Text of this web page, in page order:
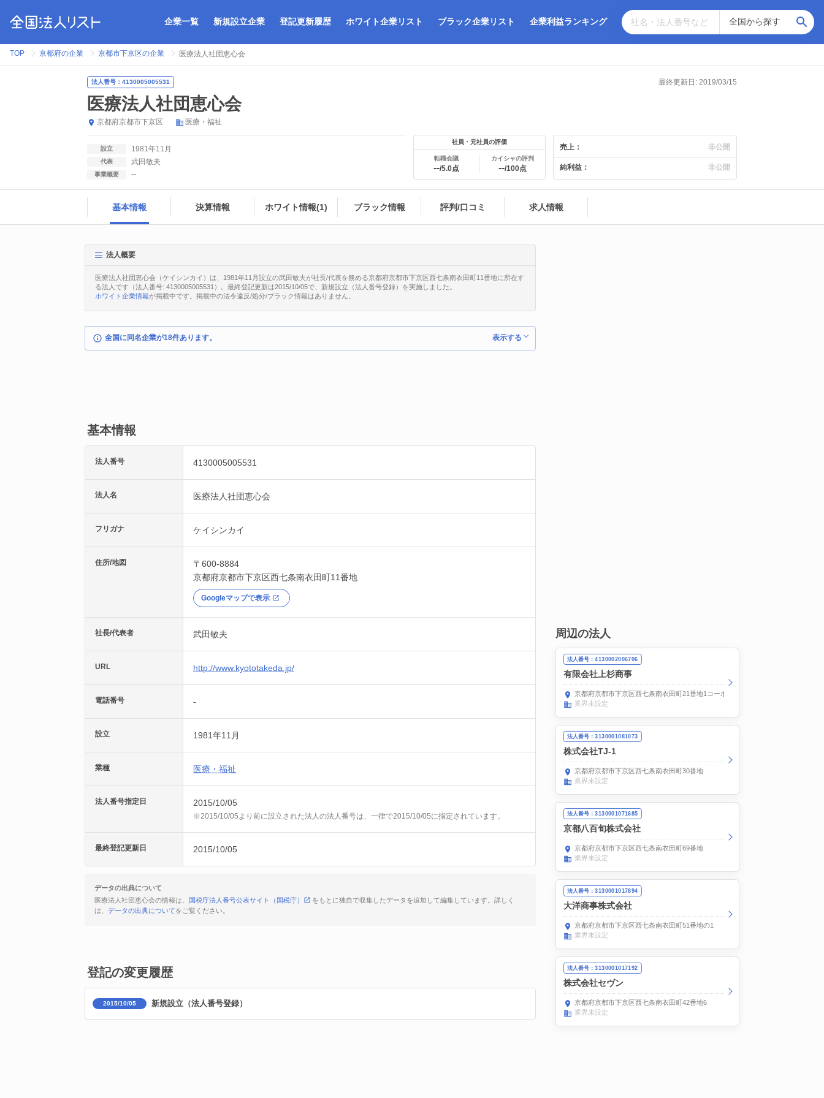
企業一覧 新規設立企業 登記更新履歴 ホワイト企業リスト ブラック企業リスト 企業利益ランキング
TOP 京都府の企業 京都市下京区の企業 医療法人社団恵心会
法人番号：4130005005531 最終更新日: 2019/03/15
医療法人社団恵心会
京都府京都市下京区 医療・福祉
設立 1981年11月
代表 武田敏夫
事業概要 --
社員・元社員の評価
転職会議
--/5.0点
カイシャの評判
--/100点
売上： 非公開
純利益： 非公開
基本情報 決算情報 ホワイト情報(1) ブラック情報 評判/口コミ 求人情報
法人概要
医療法人社団恵心会（ケイシンカイ）は、1981年11月設立の武田敏夫が社長/代表を務める京都府京都市下京区西七条南衣田町11番地に所在す
る法人です（法人番号: 4130005005531）。最終登記更新は2015/10/05で、新規設立（法人番号登録）を実施しました。
ホワイト企業情報が掲載中です。掲載中の法令違反/処分/ブラック情報はありません。
全国に同名企業が18件あります。 表示する
基本情報
法人番号 4130005005531
法人名 医療法人社団恵心会
フリガナ ケイシンカイ
住所/地図
〒600-8884
京都府京都市下京区西七条南衣田町11番地
Googleマップで表示
社長/代表者 武田敏夫
URL http://www.kyototakeda.jp/
電話番号 -
設立 1981年11月
業種 医療・福祉
法人番号指定日 2015/10/05
※2015/10/05より前に設立された法人の法人番号は、一律で2015/10/05に指定されています。
最終登記更新日 2015/10/05
データの出典について
医療法人社団恵心会の情報は、
国税庁法人番号公表サイト（国税庁）
をもとに独自で収集したデータを追加して編集しています。詳しく
は、 データの出典についてをご覧ください。
登記の変更履歴
2015/10/05 新規設立（法人番号登録）
周辺の法人
法人番号：4130002006706
有限会社上杉商事
京都府京都市下京区西七条南衣田町21番地1コーポラス上杉106
業界未設定
法人番号：3130001081073
株式会社TJ-1
京都府京都市下京区西七条南衣田町30番地
業界未設定
法人番号：3130001071685
京都八百旬株式会社
京都府京都市下京区西七条南衣田町69番地
業界未設定
法人番号：3130001017894
大洋商事株式会社
京都府京都市下京区西七条南衣田町51番地の1
業界未設定
法人番号：3130001017192
株式会社セヴン
京都府京都市下京区西七条南衣田町42番地6
業界未設定